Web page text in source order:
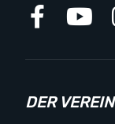
DER VEREIN